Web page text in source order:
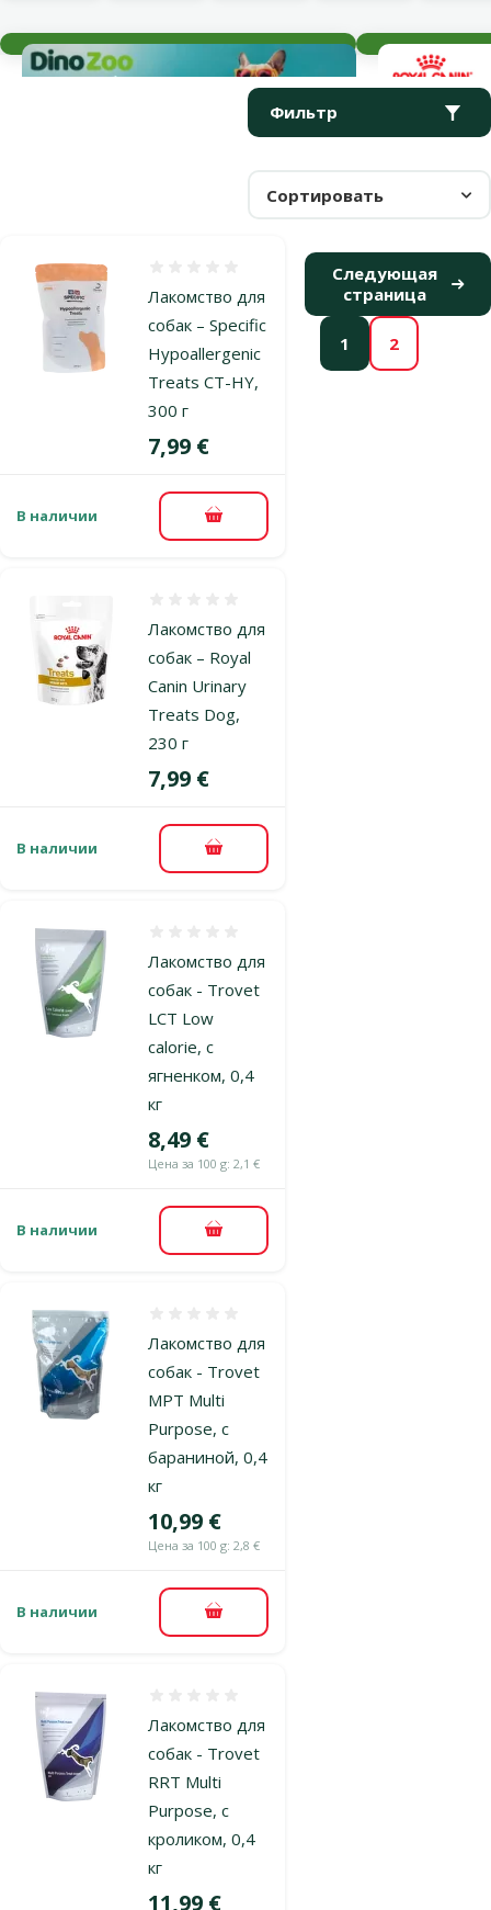
Фильтр
Сортировать
Продукты в категории Лечебные лакомства для собак
Лакомство для
собак – Specific
Hypoallergenic
Treats CT-HY,
300 г
Цена
7,99 €
В наличии В корзину
Лакомство для
собак – Royal
Canin Urinary
Treats Dog,
230 г
Цена
7,99 €
В наличии В корзину
Лакомство для
собак - Trovet
LCT Low
calorie, с
ягненком, 0,4
кг
Цена
8,49 €
Цена за 100 g: 2,1 €
В наличии В корзину
Лакомство для
собак - Trovet
MPT Multi
Purpose, с
бараниной, 0,4
кг
Цена
10,99 €
Цена за 100 g: 2,8 €
В наличии В корзину
Лакомство для
собак - Trovet
RRT Multi
Purpose, с
кроликом, 0,4
кг
Цена
11,99 €
1 2
Следующая
страница